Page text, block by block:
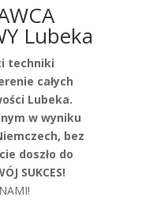
Lubeka
techniki
całych
Lubeka.
w wyniku
bez
doszło do
SUKCES!